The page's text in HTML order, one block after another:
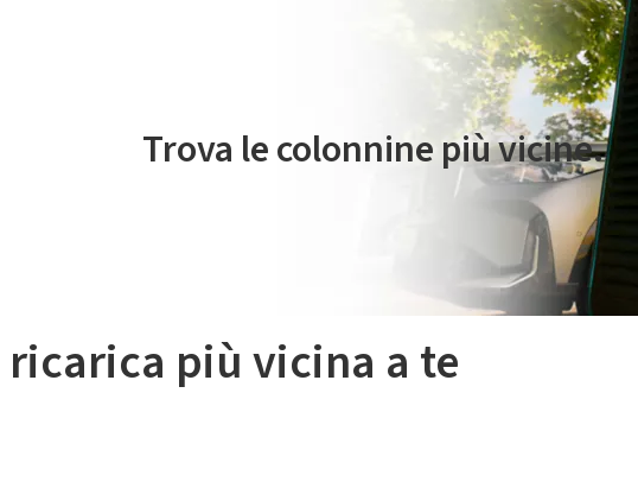
Il servizio di mobilità elettrica è gestito da Plenitude On The Road
Trova le colonnine più vicine.
più vicina a te